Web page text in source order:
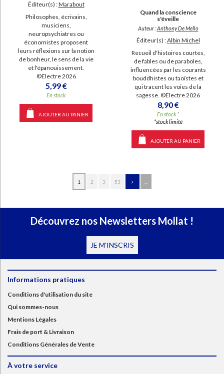
Éditeur(s) :Marabout
Philosophes, écrivains,
musiciens,
neuropsychiatres ou
économistes proposent
leurs réflexions sur la notion
de bonheur, le sens de la vie
et l'épanouissement.
©Electre 2026
5,99 €
En stock
AJOUTER AU PANIER
Quand la conscience
s'éveille
Auteur :Anthony De Mello
Éditeur(s) :Albin Michel
Recueil d'histoires courtes,
de fables ou de paraboles,
influencées par les courants
bouddhistes ou taoïstes et
qui tracent les voies de la
sagesse. ©Electre 2026
8,90 €
En stock *
*stock limité
AJOUTER AU PANIER
1 2 3 53
Découvrez nos Newsletters Mollat !
JE M'INSCRIS
Informations pratiques
Conditions d'utilisation du site
Qui sommes-nous
Mentions Légales
Frais de port & Livraison
Conditions Générales de Vente
À votre service